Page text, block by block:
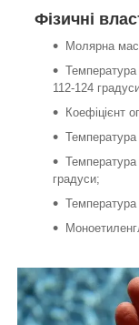
Фізичні
Молярна
Температура
112-124
Коефіцієнт
Температура
градуси;
Температура